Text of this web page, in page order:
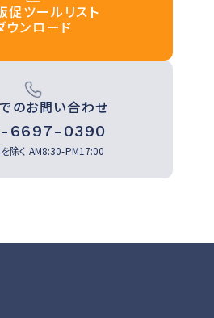
促ツールリスト
ウンロード
のお問い合わせ
6697-0390
除く AM8:30-PM17:00